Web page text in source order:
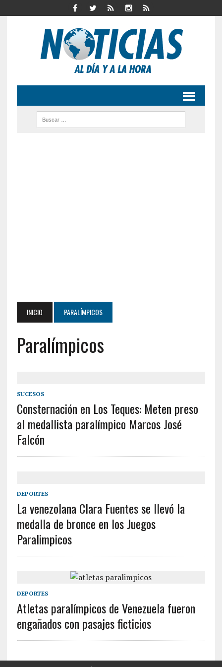
INICIO PARALÍMPICOS
Paralímpicos
SUCESOS
Consternación en Los Teques: Meten preso
al medallista paralímpico Marcos José
Falcón
DEPORTES
La venezolana Clara Fuentes se llevó la
medalla de bronce en los Juegos
Paralimpicos
DEPORTES
Atletas paralímpicos de Venezuela fueron
engañados con pasajes ficticios